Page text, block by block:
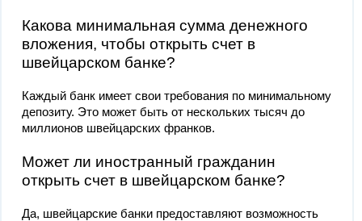
Какова минимальная сумма денежного
вложения, чтобы открыть счет в
швейцарском банке?
Каждый банк имеет свои требования по минимальному
депозиту. Это может быть от нескольких тысяч до
миллионов швейцарских франков.
Может ли иностранный гражданин
открыть счет в швейцарском банке?
Да, швейцарские банки предоставляют возможность